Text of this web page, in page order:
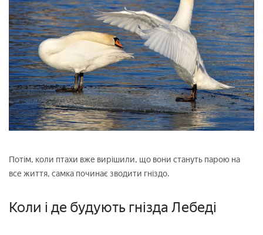
Потім, коли птахи вже вирішили, що вони стануть парою на
все життя, самка починає зводити гніздо.
Коли і де будують гнізда Лебеді